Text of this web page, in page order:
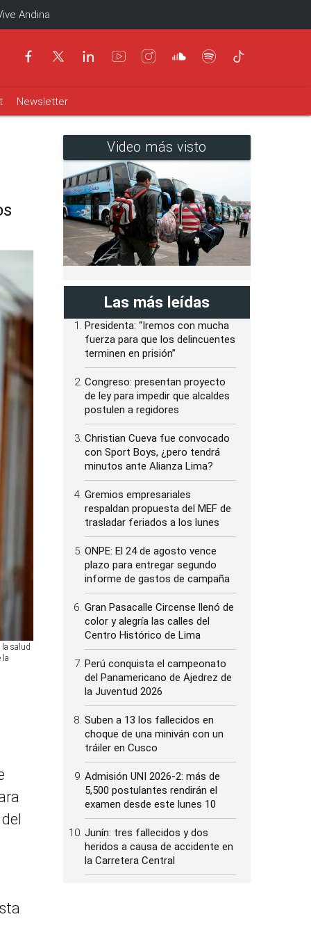
Andina
Newsletter
la salud
la
Video más visto
Las más leídas
Presidenta: “Iremos con mucha
fuerza para que los delincuentes
terminen en prisión”
Congreso: presentan proyecto
de ley para impedir que alcaldes
postulen a regidores
Christian Cueva fue convocado
con Sport Boys, ¿pero tendrá
minutos ante Alianza Lima?
Gremios empresariales
respaldan propuesta del MEF de
trasladar feriados a los lunes
ONPE: El 24 de agosto vence
plazo para entregar segundo
informe de gastos de campaña
Gran Pasacalle Circense llenó de
color y alegría las calles del
Centro Histórico de Lima
Perú conquista el campeonato
del Panamericano de Ajedrez de
la Juventud 2026
Suben a 13 los fallecidos en
choque de una miniván con un
tráiler en Cusco
Admisión UNI 2026-2: más de
5,500 postulantes rendirán el
examen desde este lunes 10
Junín: tres fallecidos y dos
heridos a causa de accidente en
la Carretera Central